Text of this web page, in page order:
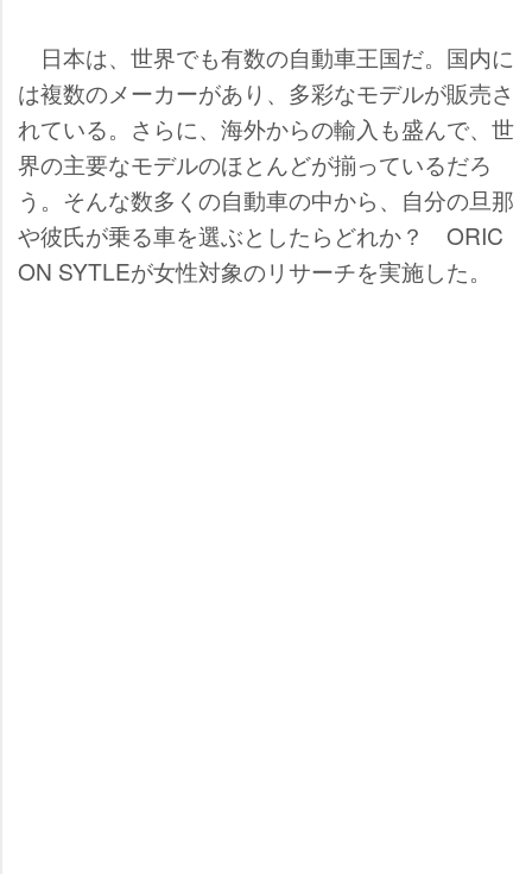
日本は、世界でも有数の自動車王国だ。国内に
は複数のメーカーがあり、多彩なモデルが販売さ
れている。さらに、海外からの輸入も盛んで、世
界の主要なモデルのほとんどが揃っているだろ
う。そんな数多くの自動車の中から、自分の旦那
彼氏が乗る車を選ぶとしたらどれか？ ORIC
ON SYTLEが女性対象のリサーチを実施した。